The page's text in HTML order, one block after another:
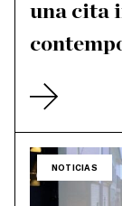
una cita
NOTICIAS